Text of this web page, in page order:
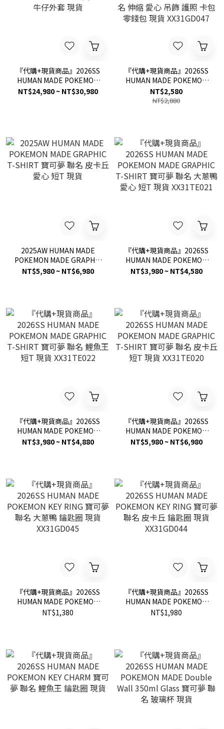
『代購+現貨商品』2026SS
HUMAN MADE POKEMON
MADE Denim Jacket 寶可
NT$24,980 ~ NT$30,980
『代購+現貨商品』2026SS
HUMAN MADE POKEMON
MADE Heart Stuffed
Passcase 寶可夢 聯名 伸縮
NT$2,580
NT$2,880
2025AW HUMAN MADE
POKEMON MADE GRAPHIC
T-SHIRT 寶可夢 聯名 皮卡
NT$5,980 ~ NT$6,980
『代購+現貨商品』2026SS
HUMAN MADE POKEMON
MADE GRAPHIC T-SHIRT
NT$3,980 ~ NT$4,580
『代購+現貨商品』2026SS
HUMAN MADE POKEMON
MADE GRAPHIC T-SHIRT
NT$3,980 ~ NT$4,880
『代購+現貨商品』2026SS
HUMAN MADE POKEMON
MADE GRAPHIC T-SHIRT
NT$5,980 ~ NT$6,980
『代購+現貨商品』2026SS
HUMAN MADE POKEMON
KEY RING 寶可夢 聯名 大蔥
NT$1,380
『代購+現貨商品』2026SS
HUMAN MADE POKEMON
KEY RING 寶可夢 聯名 皮卡
NT$1,980